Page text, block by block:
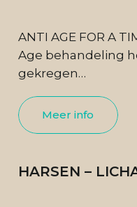
ANTI AGE FOR A
Age behandeling
gekregen…
Meer info
HARSEN –